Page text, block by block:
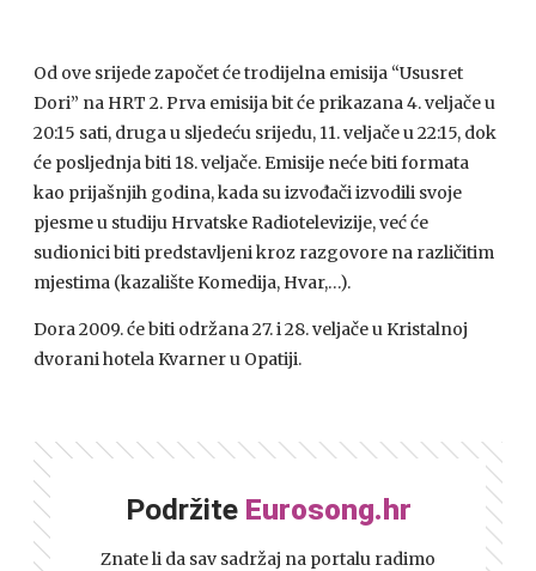
Od ove srijede započet će trodijelna emisija “Ususret
Dori” na HRT 2. Prva emisija bit će prikazana 4. veljače u
20:15 sati, druga u sljedeću srijedu, 11. veljače u 22:15, dok
će posljednja biti 18. veljače. Emisije neće biti formata
kao prijašnjih godina, kada su izvođači izvodili svoje
pjesme u studiju Hrvatske Radiotelevizije, već će
sudionici biti predstavljeni kroz razgovore na različitim
mjestima (kazalište Komedija, Hvar,…).
Dora 2009. će biti održana 27. i 28. veljače u Kristalnoj
dvorani hotela Kvarner u Opatiji.
Podržite Eurosong.hr
Znate li da sav sadržaj na portalu radimo